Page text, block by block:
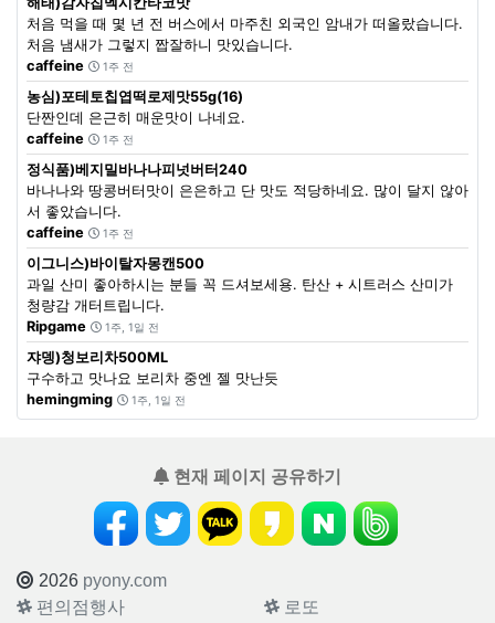
처음 먹을 때 몇 년 전 버스에서 마주친 외국인 암내가 떠올랐습니다.
처음 냄새가 그렇지 짭잘하니 맛있습니다.
caffeine
1주 전
농심)포테토칩엽떡로제맛55g(16)
단짠인데 은근히 매운맛이 나네요.
caffeine
1주 전
정식품)베지밀바나나피넛버터240
바나나와 땅콩버터맛이 은은하고 단 맛도 적당하네요. 많이 달지 않아
서 좋았습니다.
caffeine
1주 전
이그니스)바이탈자몽캔500
과일 산미 좋아하시는 분들 꼭 드셔보세용. 탄산 + 시트러스 산미가
청량감 개터트립니다.
Ripgame
1주, 1일 전
쟈뎅)청보리차500ML
구수하고 맛나요 보리차 중엔 젤 맛난듯
hemingming
1주, 1일 전
현재 페이지 공유하기
2026 pyony.com
편의점행사
로또